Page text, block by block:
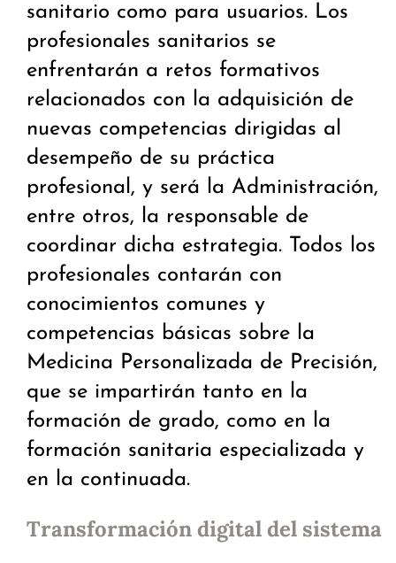
sanitario como para usuarios. Los
profesionales sanitarios se
enfrentarán a retos formativos
relacionados con la adquisición de
nuevas competencias dirigidas al
desempeño de su práctica
profesional, y será la Administración,
entre otros, la responsable de
coordinar dicha estrategia. Todos los
profesionales contarán con
conocimientos comunes y
competencias básicas sobre la
Medicina Personalizada de Precisión,
que se impartirán tanto en la
formación de grado, como en la
formación sanitaria especializada y
en la continuada.
Transformación digital del sistema